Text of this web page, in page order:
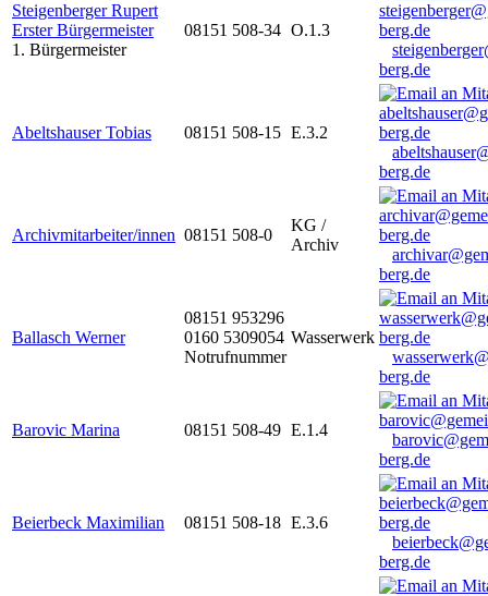
Steigenberger Rupert
Erster Bürgermeister
1. Bürgermeister
08151 508-34 O.1.3
berg.de
Abeltshauser Tobias 08151 508-15 E.3.2
berg.de
Archivmitarbeiter/innen 08151 508-0
KG /
Archiv
berg.de
Ballasch Werner
08151 953296
0160 5309054
Notrufnummer
Wasserwerk
berg.de
Barovic Marina 08151 508-49 E.1.4
berg.de
Beierbeck Maximilian 08151 508-18 E.3.6
berg.de